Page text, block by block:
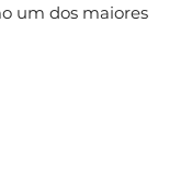
um dos maiores